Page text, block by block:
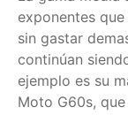
exponentes
sin gastar
continúan
ejemplo es su
Moto G60s,